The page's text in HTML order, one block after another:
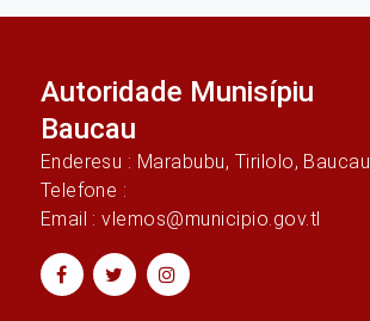
Autoridade Munisípiu
Baucau
Enderesu : Marabubu, Tirilolo, Baucau
Telefone :
Email : vlemos@municipio.gov.tl